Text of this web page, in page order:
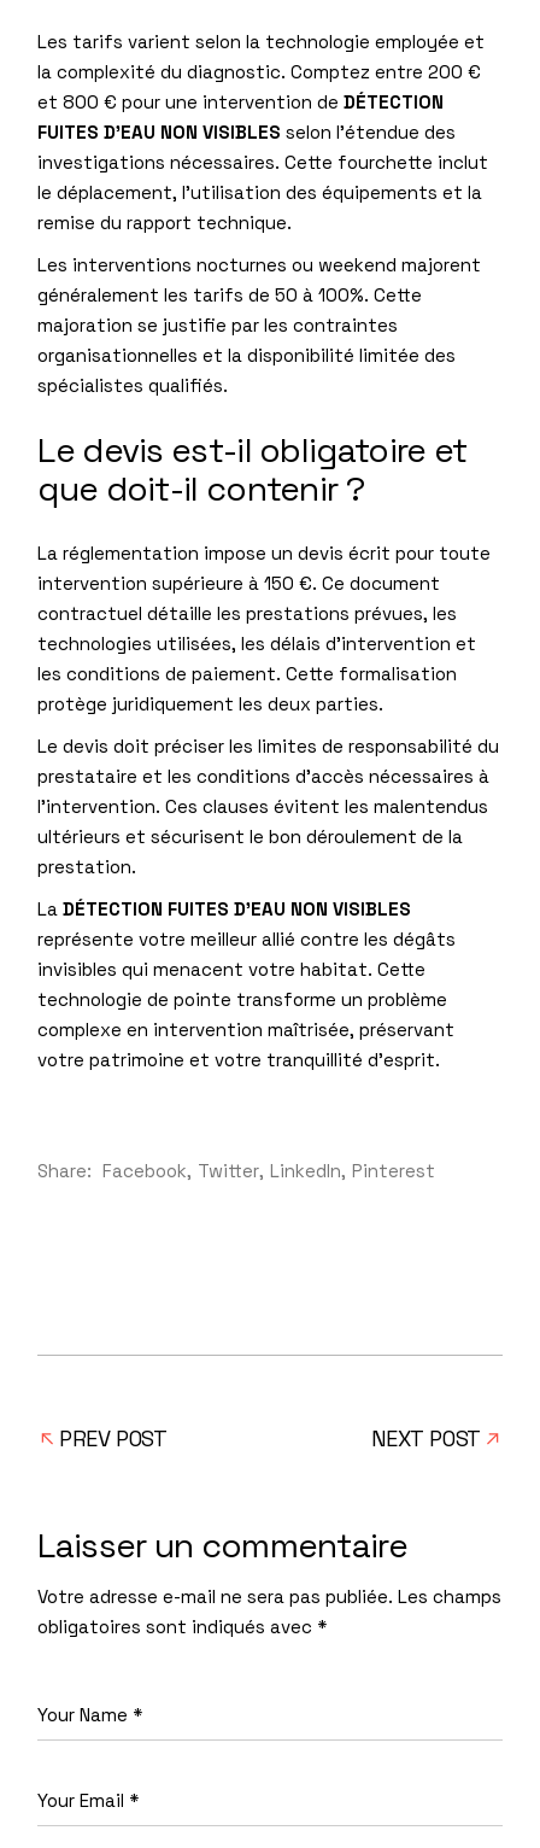
Les tarifs varient selon la technologie employée et
la complexité du diagnostic. Comptez entre 200 €
et 800 € pour une intervention deDÉTECTION
FUITES D’EAU NON VISIBLES selon l’étendue des
investigations nécessaires. Cette fourchette inclut
le déplacement, l’utilisation des équipements et la
remise du rapport technique.
Les interventions nocturnes ou weekend majorent
généralement les tarifs de 50 à 100%. Cette
majoration se justifie par les contraintes
organisationnelles et la disponibilité limitée des
spécialistes qualifiés.
Le devis est-il obligatoire et
que doit-il contenir ?
La réglementation impose un devis écrit pour toute
intervention supérieure à 150 €. Ce document
contractuel détaille les prestations prévues, les
technologies utilisées, les délais d’intervention et
les conditions de paiement. Cette formalisation
protège juridiquement les deux parties.
Le devis doit préciser les limites de responsabilité du
prestataire et les conditions d’accès nécessaires à
l’intervention. Ces clauses évitent les malentendus
ultérieurs et sécurisent le bon déroulement de la
prestation.
LaDÉTECTION FUITES D’EAU NON VISIBLES
représente votre meilleur allié contre les dégâts
invisibles qui menacent votre habitat. Cette
technologie de pointe transforme un problème
complexe en intervention maîtrisée, préservant
votre patrimoine et votre tranquillité d’esprit.
Share: Facebook Twitter LinkedIn Pinterest
PREV POST NEXT POST
Laisser un commentaire
Votre adresse e-mail ne sera pas publiée. Les champs
obligatoires sont indiqués avec *